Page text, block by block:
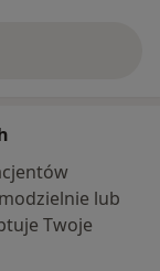
lub
Twoje